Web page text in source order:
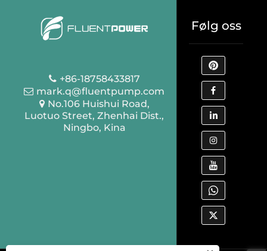
+86-18758433817
mark.q@fluentpump.com
No.106 Huishui Road,
Luotuo Street, Zhenhai Dist.,
Ningbo, Kina
Følg oss